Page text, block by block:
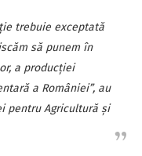
trebuie exceptată
să punem în
a producţiei
a României”, au
pentru Agricultură şi